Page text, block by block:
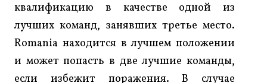
квалификацию в качестве одной из
лучших команд, занявших третье место.
Romania находится в лучшем положении
и может попасть в две лучшие команды,
если избежит поражения. В случае